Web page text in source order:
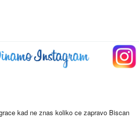
kad ne znas koliko ce zapravo Biscan